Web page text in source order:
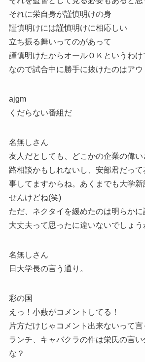
それに栄自身が謹慎明けの身
謹慎明けには謹慎明けに相応しい
立ち振る舞いってのがあって
謹慎明けたからオールＯＫというわけ
なので試合中に勝手に抜けたのはアウ
ajgm
くだらない番組だ
名無しさん
友人だとしても、どこかの企業の偉
路相談かもしれないし、安部君だっ
事してますからね。あくまでも大学新
せんけどね(笑)
ただ、ネクタイを緩めたのは明らか
大丈夫って思ったに違いないでしょう
名無しさん
日大学長の言う通り。
彩の国
えっ！小藪がコメントしてる！
片方だけじゃコメント出来ないって言
ランチ、キャバクラの件は栄氏の言
な？